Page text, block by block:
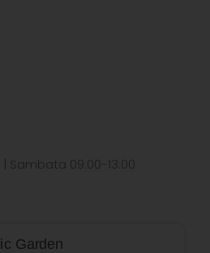
| Sambata 09:00-13:00
Garden